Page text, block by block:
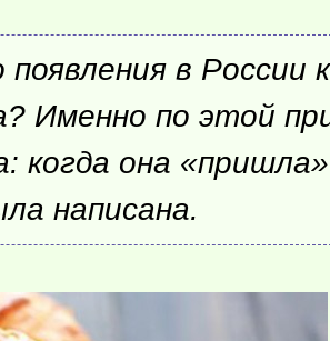
в
Именно по этой
когда она
написана.